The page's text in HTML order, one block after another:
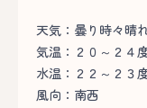
天気：曇り時々晴
気温：２０～２４
水温：２２～２３
風向：南西